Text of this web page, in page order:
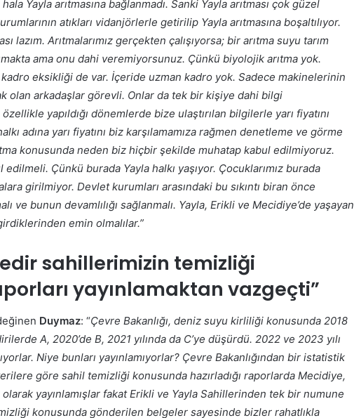
Yayla arıtmasına bağlanmadı. Sanki Yayla arıtması çok güzel
atıkları vidanjörlerle getirilip Yayla arıtmasına boşaltılıyor.
lazım. Arıtmalarımız gerçekten çalışıyorsa; bir arıtma suyu tarım
ama onu dahi veremiyorsunuz. Çünkü biyolojik arıtma yok.
kadro eksikliği de var. İçeride uzman kadro yok. Sadece makinelerinin
olan arkadaşlar görevli. Onlar da tek bir kişiye dahi bilgi
yapıldığı dönemlerde bize ulaştırılan bilgilerle yarı fiyatını
adına yarı fiyatını biz karşılamamıza rağmen denetleme ve görme
konusunda neden biz hiçbir şekilde muhatap kabul edilmiyoruz.
edilmeli. Çünkü burada Yayla halkı yaşıyor. Çocuklarımız burada
girilmiyor. Devlet kurumları arasındaki bu sıkıntı biran önce
ve bunun devamlılığı sağlanmalı. Yayla, Erikli ve Mecidiye’de yaşayan
emin olmalılar.”
sahillerimizin temizliği
yayınlamaktan vazgeçti”
Duymaz: “Çevre Bakanlığı, deniz suyu kirliliği konusunda 2018
A, 2020’de B, 2021 yılında da C’ye düşürdü. 2022 ve 2023 yılı
Niye bunları yayınlamıyorlar? Çevre Bakanlığından bir istatistik
göre sahil temizliği konusunda hazırladığı raporlarda Mecidiye,
yayınlamışlar fakat Erikli ve Yayla Sahillerinden tek bir numune
konusunda gönderilen belgeler sayesinde bizler rahatlıkla